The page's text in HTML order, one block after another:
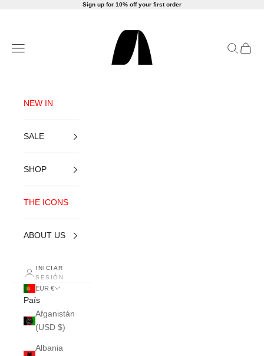
Sign up for 10% off your first order
Abrir menú de navegación AbrirAbrir
NEW IN
SALE
SHOP
THE ICONS
ABOUT US
INICIAR
SESIÓN
EUR €
País
Afganistán
(USD $)
Albania